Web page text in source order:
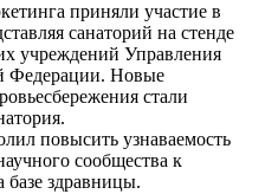
приняли участие в
санаторий на стенде
учреждений Управления
Федерации. Новые
стали
повысить узнаваемость
сообщества к
базе здравницы.